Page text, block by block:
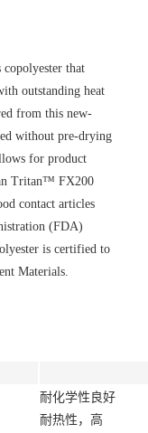
that
outstanding heat
from this new-
without pre-drying
for product
Tritan™ FX200
contact articles
(FDA)
is certified to
Materials.
耐化学性良好
耐热性，高